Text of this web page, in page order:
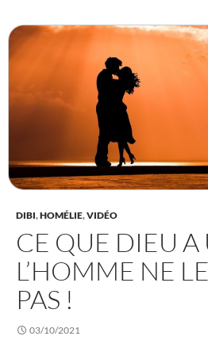
DIBI,HOMÉLIE,VIDÉO
CE QUE DIEU
L’HOMME NE
PAS !
03/10/2021